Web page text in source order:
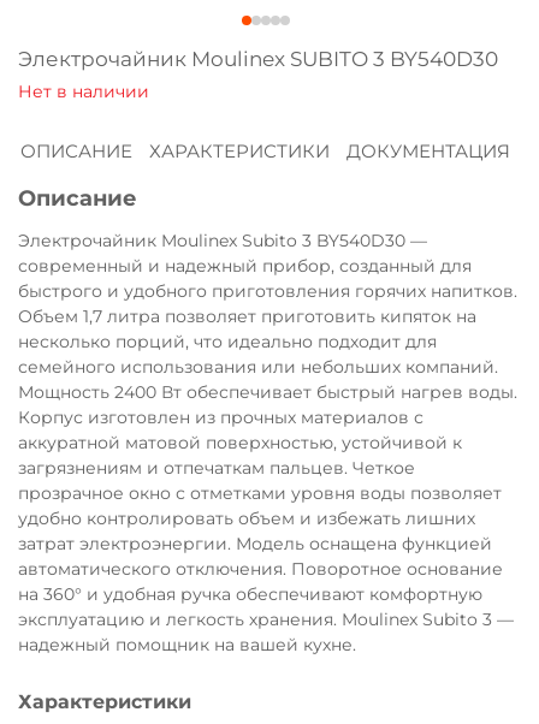
Электрочайник Moulinex SUBITO 3 BY540D30
ОПИСАНИЕ ХАРАКТЕРИСТИКИ ДОКУМЕНТАЦИЯ
Описание
Электрочайник Moulinex Subito 3 BY540D30 —
современный и надежный прибор, созданный для
быстрого и удобного приготовления горячих напитков.
Объем 1,7 литра позволяет приготовить кипяток на
несколько порций, что идеально подходит для
семейного использования или небольших компаний.
Мощность 2400 Вт обеспечивает быстрый нагрев воды.
Корпус изготовлен из прочных материалов с
аккуратной матовой поверхностью, устойчивой к
загрязнениям и отпечаткам пальцев. Четкое
прозрачное окно с отметками уровня воды позволяет
удобно контролировать объем и избежать лишних
затрат электроэнергии. Модель оснащена функцией
автоматического отключения. Поворотное основание
на 360° и удобная ручка обеспечивают комфортную
эксплуатацию и легкость хранения. Moulinex Subito 3 —
надежный помощник на вашей кухне.
Характеристики
Оплачивайте сегодня только25% картой
Получайте товар
Оставшиеся75% будут
списыватьсяс вашей карты
по25%каждые 2 недели
Подробнее
об оплате Плайтом
25
раз в 2 недели
Остались вопросы?
8 800 302-02-51
plait.ru